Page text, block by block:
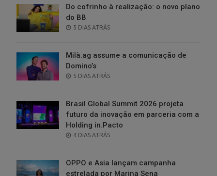
Do cofrinho à realização: o novo plano
do BB
POSTED
5 DIAS ATRÁS
Milà.ag assume a comunicação de
Domino’s
POSTED
5 DIAS ATRÁS
Brasil Global Summit 2026 projeta
futuro da inovação em parceria com a
Holding in.Pacto
POSTED
4 DIAS ATRÁS
OPPO e Asia lançam campanha
estrelada por Marina Sena